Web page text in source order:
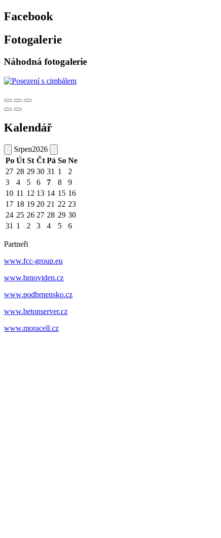
Facebook
Fotogalerie
Náhodná fotogalerie
Kalendář
Srpen2026
Po Út St Čt Pá So Ne
27 28 29 30 31 1
2
3
4 5 6 7 8
9
10 11 12 13 14 15 16
17 18 19 20 21 22 23
24 25 26 27 28 29 30
31 1 2 3 4 5 6
Partneři
www.fcc-group.eu
www.brnoviden.cz
www.podbrnensko.cz
www.betonserver.cz
www.moracell.cz